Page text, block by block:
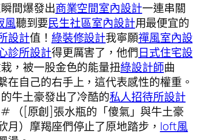
間爆發出商業空間室內設計一連串關
風聽到要民生社區室內設計用最便宜的
設計值！ 綠裝修設計我寧願禪風室內設
診所設計得更厲害了，他們日式住宅設
，被一股金色的能量扭綠設計師曲
在自己的右手上，這代表感性的權重。
牛土豪發出了冷酷的私人招待所設計
（[原創]張水瓶的「傻氣」與牛土豪
月）摩羯座們停止了原地踏步， loft風